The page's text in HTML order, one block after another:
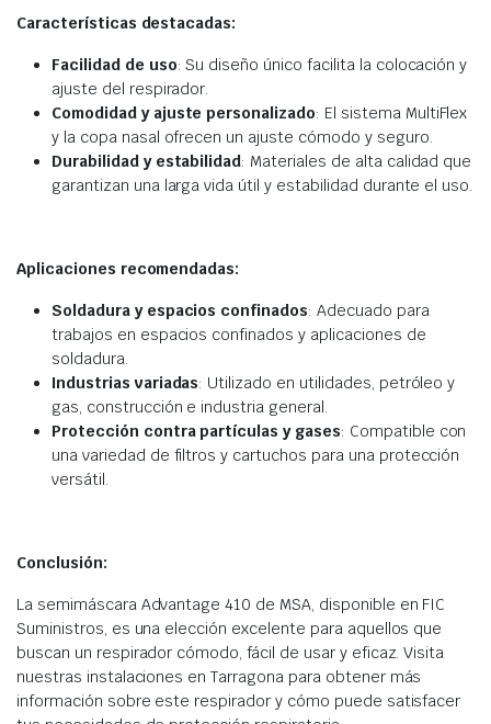
Características destacadas:
Facilidad de uso: Su diseño único facilita la colocación y
ajuste del respirador.
Comodidad y ajuste personalizado: El sistema MultiFlex
y la copa nasal ofrecen un ajuste cómodo y seguro.
Durabilidad y estabilidad: Materiales de alta calidad que
garantizan una larga vida útil y estabilidad durante el uso.
Aplicaciones recomendadas:
Soldadura y espacios confinados: Adecuado para
trabajos en espacios confinados y aplicaciones de
soldadura.
Industrias variadas: Utilizado en utilidades, petróleo y
gas, construcción e industria general.
Protección contra partículas y gases: Compatible con
una variedad de filtros y cartuchos para una protección
versátil.
Conclusión:
La semimáscara Advantage 410 de MSA, disponible en FIC
Suministros, es una elección excelente para aquellos que
buscan un respirador cómodo, fácil de usar y eficaz. Visita
nuestras instalaciones en Tarragona para obtener más
información sobre este respirador y cómo puede satisfacer